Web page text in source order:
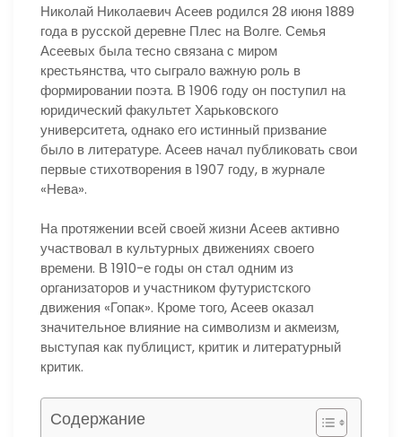
Николай Николаевич Асеев родился 28 июня 1889
года в русской деревне Плес на Волге. Семья
Асеевых была тесно связана с миром
крестьянства, что сыграло важную роль в
формировании поэта. В 1906 году он поступил на
юридический факультет Харьковского
университета, однако его истинный призвание
было в литературе. Асеев начал публиковать свои
первые стихотворения в 1907 году, в журнале
«Нева».
На протяжении всей своей жизни Асеев активно
участвовал в культурных движениях своего
времени. В 1910-е годы он стал одним из
организаторов и участником футуристского
движения «Гопак». Кроме того, Асеев оказал
значительное влияние на символизм и акмеизм,
выступая как публицист, критик и литературный
критик.
Содержание